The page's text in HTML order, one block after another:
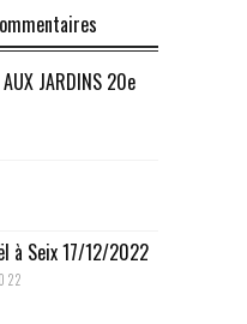
AUX JARDINS 20e
à Seix 17/12/2022